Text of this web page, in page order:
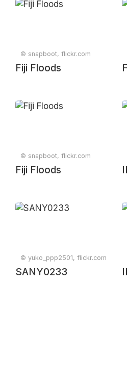
© snapboot, flickr.com
Fiji Floods
© snapboot, flickr.com
Fiji Floods
© yuko_ppp2501, flickr.com
SANY0233